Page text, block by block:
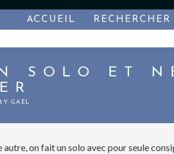
ACCUEIL RECHERCHER
SOLO ET
GAËL
autre, on fait un solo avec pour seule